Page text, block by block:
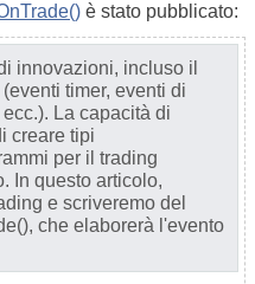
è stato pubblicato:
innovazioni, incluso il
timer, eventi di
La capacità di
creare tipi
per il trading
In questo articolo,
e scriveremo del
che elaborerà l'evento